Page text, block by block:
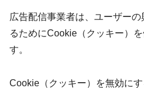
広告配信事業者は、ユーザー
るためにCookie（クッキー）
す。
Cookie（クッキー）を無効に